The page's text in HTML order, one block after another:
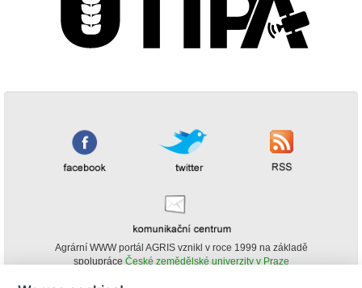
Agrární WWW portál AGRIS vznikl v roce 1999 na základě
spolupráce České zemědělské univerzity v Praze